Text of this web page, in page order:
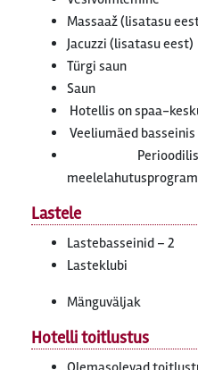
Massaaž (lisatasu
Jacuzzi (lisatasu eest)
Türgi saun
Saun
Hotellis on spaa-
Veeliumäed basseinis
Lastele
Lastebasseinid – 2
Lasteklubi
Mänguväljak
Hotelli toitlustus